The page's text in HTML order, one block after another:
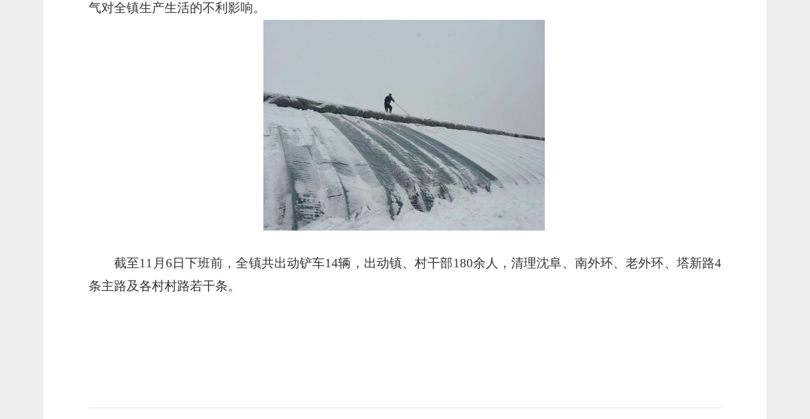
气对全镇生产生活的不利影响。
截至11月6日下班前，全镇共出动铲车14辆，出动镇、村干部180余人，清理沈阜、南外环、老外环、塔新路4
条主路及各村村路若干条。